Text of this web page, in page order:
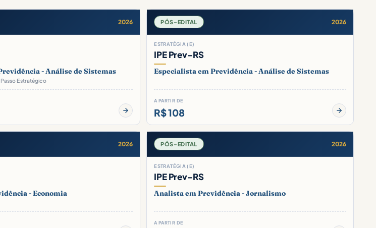
2026
- Análise de Sistemas
Estratégico
PÓS-EDITAL 2026
ESTRATÉGIA (E)
IPE Prev-RS
Especialista em Previdência - Análise de Sistemas
A PARTIR DE
R$ 108
2026
- Economia
PÓS-EDITAL 2026
ESTRATÉGIA (E)
IPE Prev-RS
Analista em Previdência - Jornalismo
A PARTIR DE